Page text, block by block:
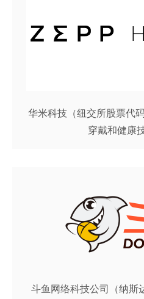
华米科技（纽交所股票代
穿戴和健康
斗鱼网络科技公司（纳斯